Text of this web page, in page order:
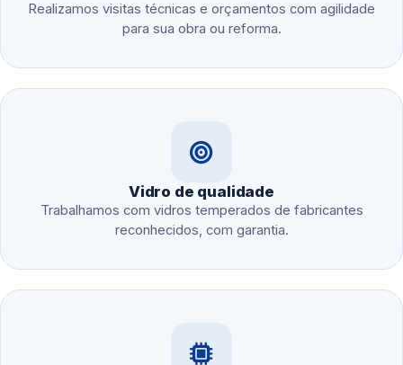
Realizamos visitas técnicas e orçamentos com agilidade
para sua obra ou reforma.
Vidro de qualidade
Trabalhamos com vidros temperados de fabricantes
reconhecidos, com garantia.